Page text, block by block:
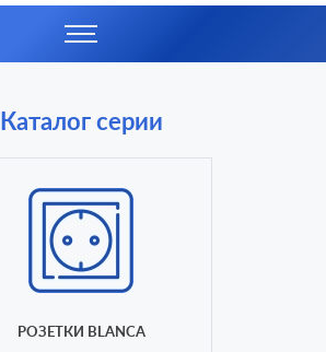
Каталог серии
РОЗЕТКИ BLANCA